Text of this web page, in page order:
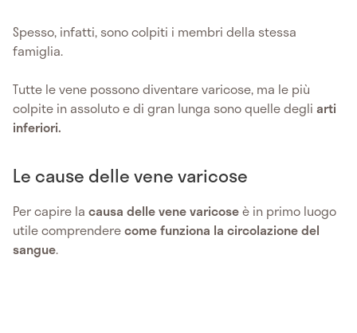
Spesso, infatti, sono colpiti i membri della stessa
famiglia.
Tutte le vene possono diventare varicose, ma le più
colpite in assoluto e di gran lunga sono quelle degli arti
inferiori.
Le cause delle vene varicose
Per capire la causa delle vene varicoseè in primo luogo
utile comprenderecome funziona la circolazione del
sangue.